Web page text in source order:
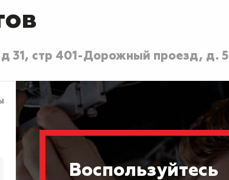
31, стр 401-Дорожный проезд, д. 5
Воспользуйтесь